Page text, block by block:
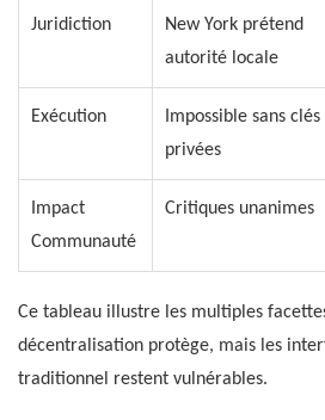
Juridiction
New York prétend
autorité locale
Exécution
Impossible sans clés
privées
Impact
Communauté
Critiques unanimes
Ce tableau illustre les multiples
décentralisation protège, mais les
traditionnel restent vulnérables.